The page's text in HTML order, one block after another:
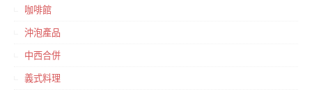
咖啡館
沖泡產品
中西合併
義式料理